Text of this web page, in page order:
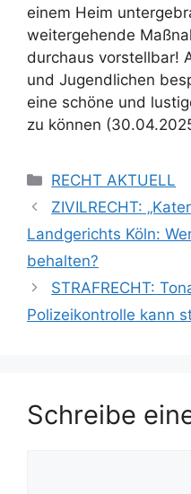
einem Heim
weitergehende
durchaus vorstellbar!
und Jugendlichen
eine schöne und
zu können
RECHT AKTUELL
ZIVILRECHT:
Landgerichts Köln:
behalten?
STRAFRECHT:
Polizeikontrolle kann
Schreibe